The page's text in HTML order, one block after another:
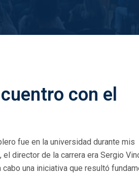
con el
fue en la universidad durante mis
el director de la carrera era Sergio
una iniciativa que resultó